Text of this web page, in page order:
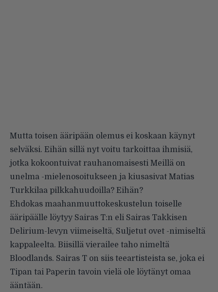
Mutta toisen ääripään olemus ei koskaan käynyt
selväksi. Eihän sillä nyt voitu tarkoittaa ihmisiä,
jotka kokoontuivat rauhanomaisesti Meillä on
unelma -mielenosoitukseen ja kiusasivat Matias
Turkkilaa pilkkahuudoilla? Eihän?
Ehdokas maahanmuuttokeskustelun toiselle
ääripäälle löytyy Sairas T:n eli Sairas Takkisen
Delirium-levyn viimeiseltä, Suljetut ovet -nimiseltä
kappaleelta. Biisillä vierailee taho nimeltä
Bloodlands. Sairas T on siis teeartisteista se, joka ei
Tipan tai Paperin tavoin vielä ole löytänyt omaa
ääntään.